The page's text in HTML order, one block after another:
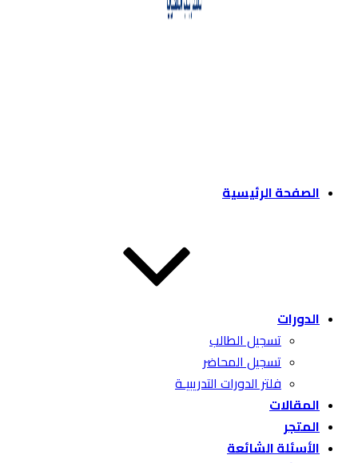
الصفحة الرئيسية
الدورات
تسجيل الطالب
تسجيل المحاضر
فلتر الدورات التدريبيـة
المقالات
المتجر
الأسئلة الشائعة